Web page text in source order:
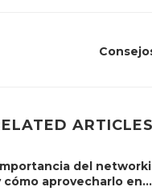
ARTICLES
del
cómo aprovecharlo en...